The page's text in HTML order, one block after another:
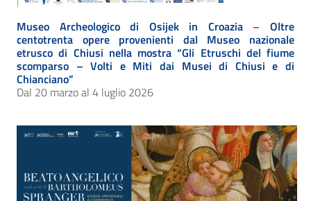
Museo Archeologico di Osijek in Croazia –Oltre
centotrenta opere provenienti dal Museo nazionale
etrusco di Chiusi nella mostra “Gli Etruschi del fiume
scomparso – Volti e Miti dai Musei di Chiusi e di
Chianciano”
Dal 20 marzo al 4 luglio 2026